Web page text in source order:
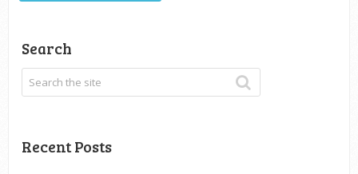
Search
Recent Posts